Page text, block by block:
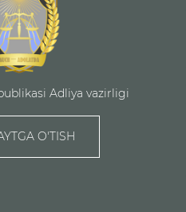
Adliya vazirligi
O'TISH